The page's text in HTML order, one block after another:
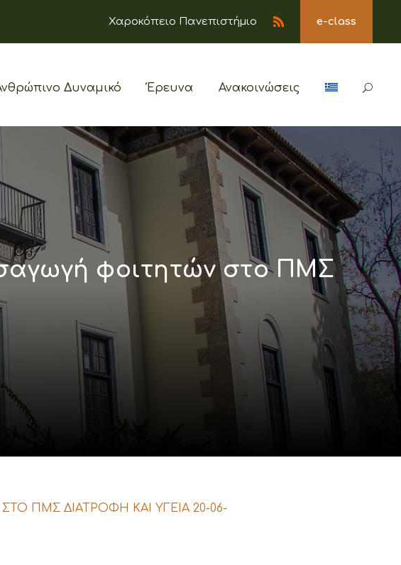
Χαροκόπειο Πανεπιστήμιο e-class
Δυναμικό Έρευνα Ανακοινώσεις
φοιτητών στο ΠΜΣ
ΠΜΣ ΔΙΑΤΡΟΦΗ ΚΑΙ ΥΓΕΙΑ 20-06-